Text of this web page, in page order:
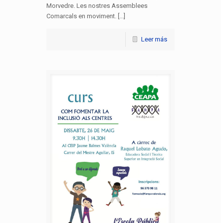
Morvedre. Les nostres Assemblees
Comarcals en moviment. [...]
Leer más